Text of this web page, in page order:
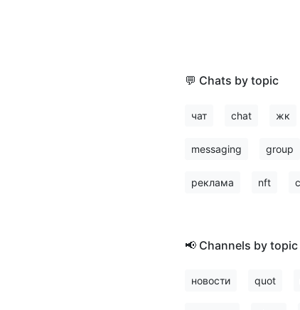
💬 Chats by topic
чат chat жк
messaging group
реклама nft
📢 Channels by topic
новости quot